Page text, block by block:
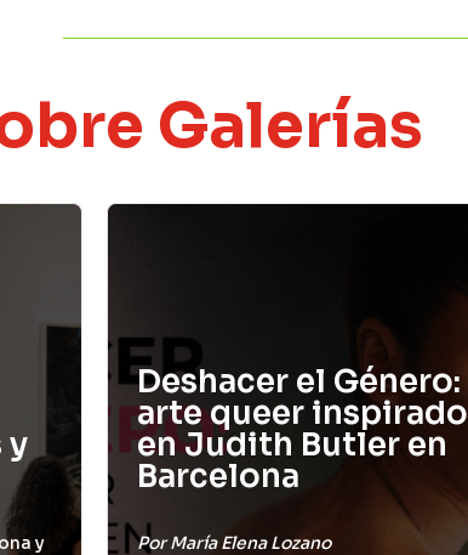
Galerías
y
y
Deshacer el Género:
arte queer inspirado
en Judith Butler en
Barcelona
PorMaría Elena Lozano